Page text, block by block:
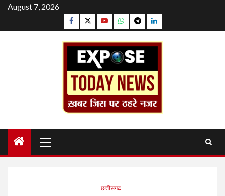
Skip
content
August 7, 2026
Facebook
TwitterYouTubeWhatsapp
TelegramLinkedin
Menu
छत्तीसगढ